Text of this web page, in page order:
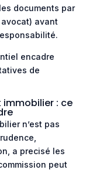
documents par
avant
encadre
de
: ce
n’est pas
a precisé les
peut